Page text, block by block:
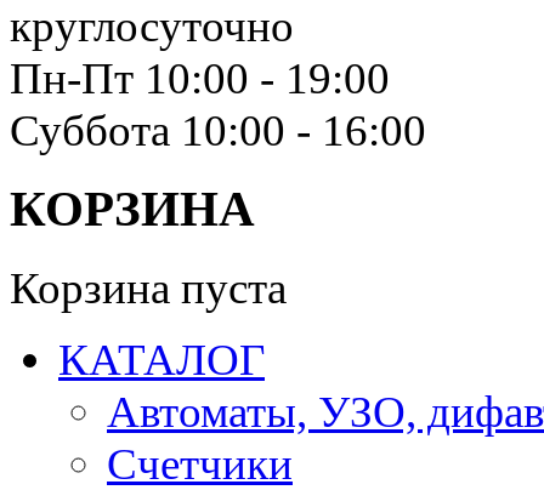
круглосуточно
Пн-Пт 10:00 - 19:00
Суббота 10:00 - 16:00
КОРЗИНА
Корзина пуста
КАТАЛОГ
Автоматы, УЗО,
Счетчики